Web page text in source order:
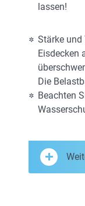
lassen!
Stärke
Eisdecken
Die
Beachten